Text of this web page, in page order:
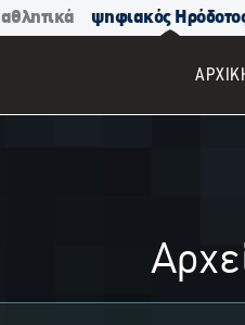
αθλητικά ψηφιακός